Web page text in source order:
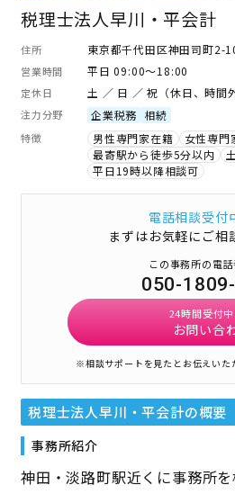
税理士法人早川・平会計
住所 東京都千代田区神田司町2-
営業時間 平日 09:00～18:00
定休日 土 ／ 日 ／ 祝（休日、時間
注力分野 企業税務 相続
特徴 男性専門家在籍 女性専門
最寄駅から徒歩5分以内
平日19時以降相談可
電話相談受付
まずはお気軽にご相
この事務所の電話
050-
24時間受付中
お問い合
※相談サポートを見たとお伝えいた
税理士法人早川・平会計の概要
事務所紹介
神田・淡路町駅近くに事務所